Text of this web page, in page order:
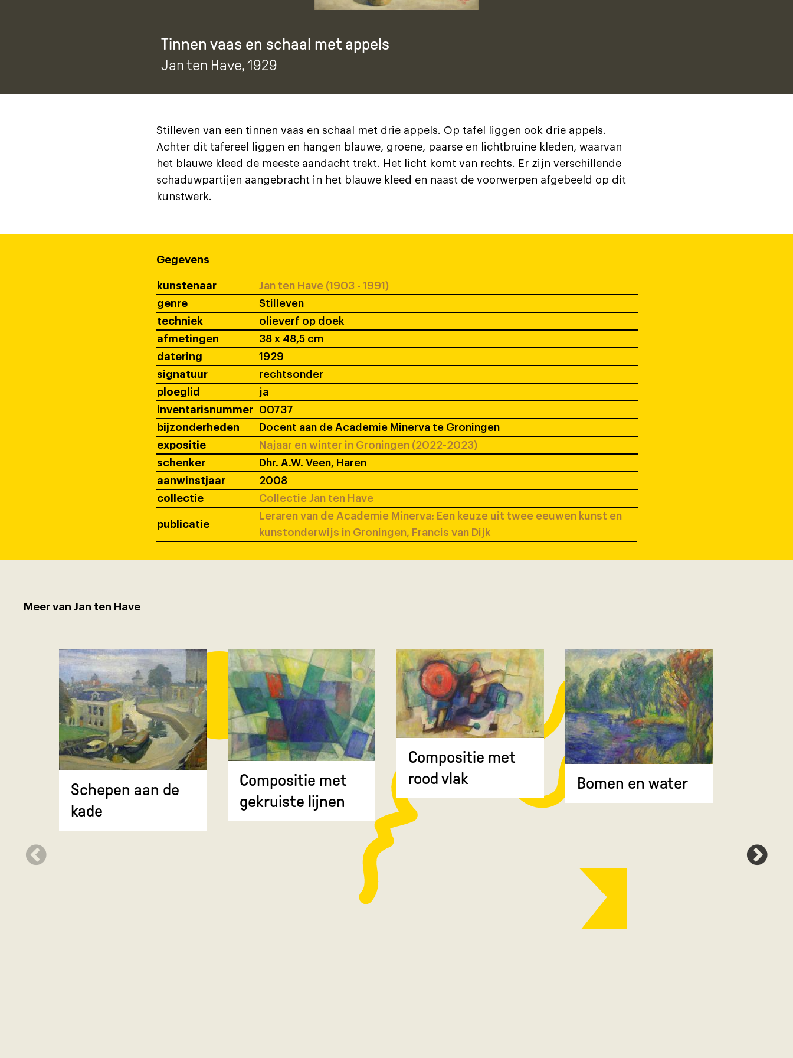
Tinnen vaas en schaal met appels
Jan ten Have, 1929
Stilleven van een tinnen vaas en schaal met drie appels. Op tafel liggen ook drie appels.
Achter dit tafereel liggen en hangen blauwe, groene, paarse en lichtbruine kleden, waarvan
het blauwe kleed de meeste aandacht trekt. Het licht komt van rechts. Er zijn verschillende
schaduwpartijen aangebracht in het blauwe kleed en naast de voorwerpen afgebeeld op dit
kunstwerk.
Gegevens
kunstenaar
Jan ten Have (1903 - 1991)
genre
Stilleven
techniek
olieverf op doek
afmetingen
38 x 48,5 cm
datering
1929
signatuur
rechtsonder
ploeglid
ja
inventarisnummer
00737
bijzonderheden
Docent aan de Academie Minerva te Groningen
expositie
Najaar en winter in Groningen (2022-2023)
schenker
Dhr. A.W. Veen, Haren
aanwinstjaar
2008
collectie
Collectie Jan ten Have
publicatie
Leraren van de Academie Minerva: Een keuze uit twee eeuwen kunst en
kunstonderwijs in Groningen, Francis van Dijk
Meer van Jan ten Have
Schepen aan de
kade
Compositie met
gekruiste lijnen
Compositie met
rood vlak
Bomen en water